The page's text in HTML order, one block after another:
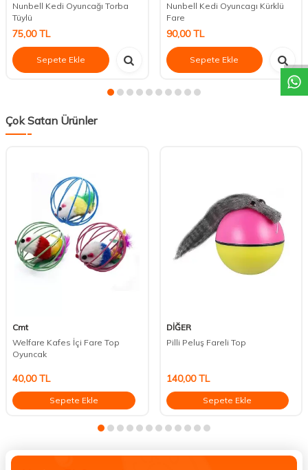
Nunbell Kedi Oyuncağı Torba
Tüylü
75,00TL
Sepete Ekle
Nunbell Kedi Oyuncagı Kürklü
Fare
90,00TL
Sepete Ekle
Çok Satan Ürünler
Cmt
Welfare Kafes İçi Fare Top
Oyuncak
40,00TL
Sepete Ekle
DİĞER
Pilli Peluş Fareli Top
140,00TL
Sepete Ekle